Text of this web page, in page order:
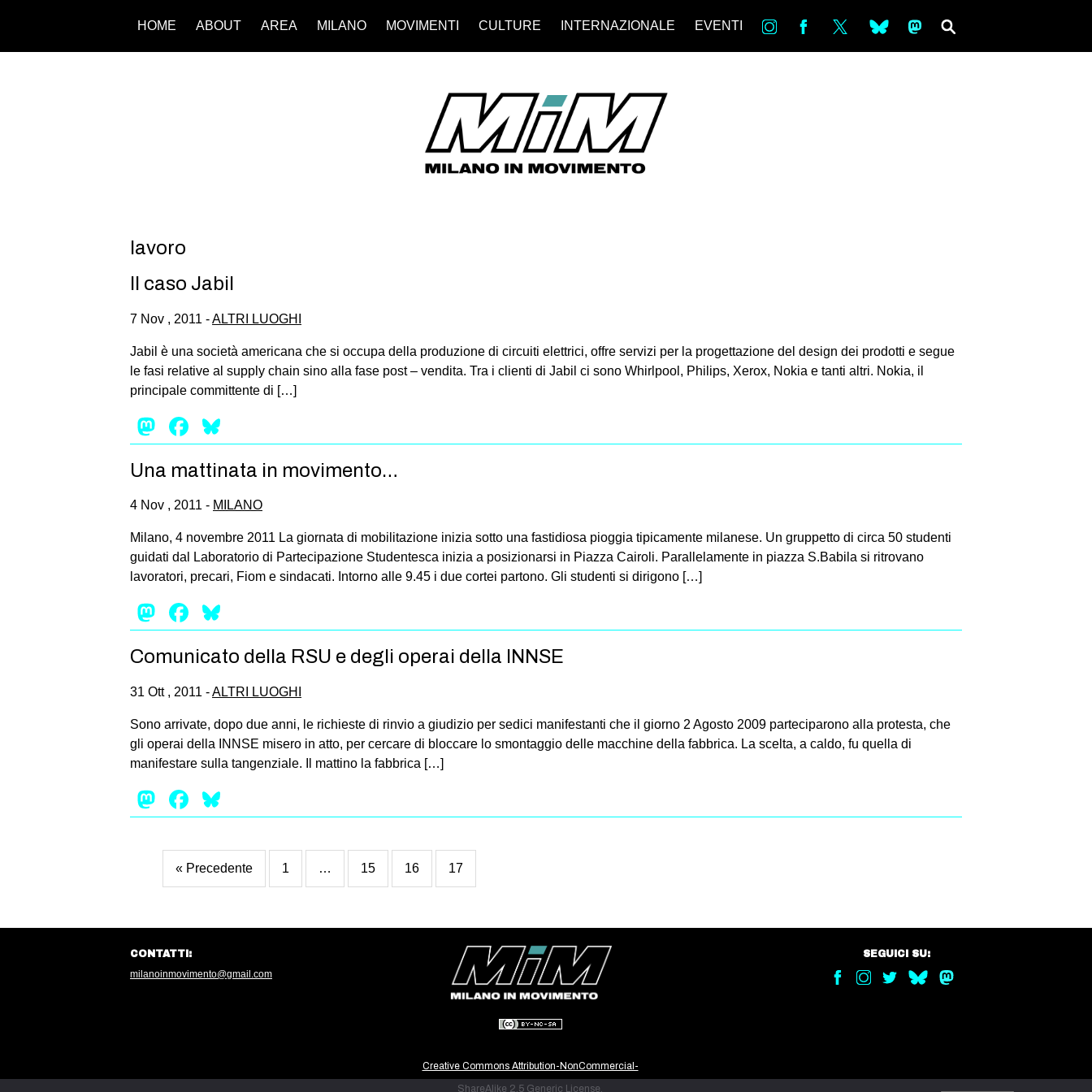
HOME ABOUT AREA MILANO MOVIMENTI CULTURE INTERNAZIONALE EVENTI in bsky ms
lavoro
Il caso Jabil
7 Nov , 2011 -ALTRI LUOGHI
Jabil è una società americana che si occupa della produzione di circuiti elettrici, offre servizi per la progettazione del design dei prodotti e segue
le fasi relative al supply chain sino alla fase post – vendita. Tra i clienti di Jabil ci sono Whirlpool, Philips, Xerox, Nokia e tanti altri. Nokia, il
principale committente di […]
Mastodon
Facebook
Una mattinata in movimento…
4 Nov , 2011 - MILANO
Milano, 4 novembre 2011 La giornata di mobilitazione inizia sotto una fastidiosa pioggia tipicamente milanese. Un gruppetto di circa 50 studenti
guidati dal Laboratorio di Partecipazione Studentesca inizia a posizionarsi in Piazza Cairoli. Parallelamente in piazza S.Babila si ritrovano
lavoratori, precari, Fiom e sindacati. Intorno alle 9.45 i due cortei partono. Gli studenti si dirigono […]
Mastodon
Facebook
Comunicato della RSU e degli operai della INNSE
31 Ott , 2011 -ALTRI LUOGHI
Sono arrivate, dopo due anni, le richieste di rinvio a giudizio per sedici manifestanti che il giorno 2 Agosto 2009 parteciparono alla protesta, che
gli operai della INNSE misero in atto, per cercare di bloccare lo smontaggio delle macchine della fabbrica. La scelta, a caldo, fu quella di
manifestare sulla tangenziale. Il mattino la fabbrica […]
Mastodon
Facebook
« Precedente 1 … 15 16 17
Creative Commons Attribution-NonCommercial-
ShareAlike 2.5 Generic License.
CONTATTI:
milanoinmovimento@gmail.com
SEGUICI SU: